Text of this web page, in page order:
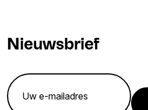
Nieuwsbrief